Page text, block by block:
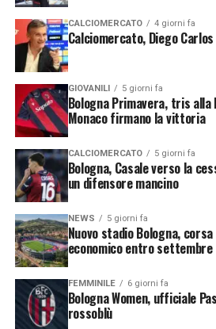
vita a un confronto
pubblico
e civile. Un
altissima “cultura
sportiva”,
Europa come un
sportività.
CALCIOMERCATO 4 giorni fa
Calciomercato, Diego
GIOVANILI 5 giorni fa
Bologna Primavera, tris alla
Monaco firmano la vittoria
CALCIOMERCATO 5 giorni fa
Bologna, Casale verso la
un difensore mancino
NEWS 5 giorni fa
Nuovo stadio Bologna,
economico entro settembre
FEMMINILE 6 giorni fa
Bologna Women, ufficiale
rossoblù